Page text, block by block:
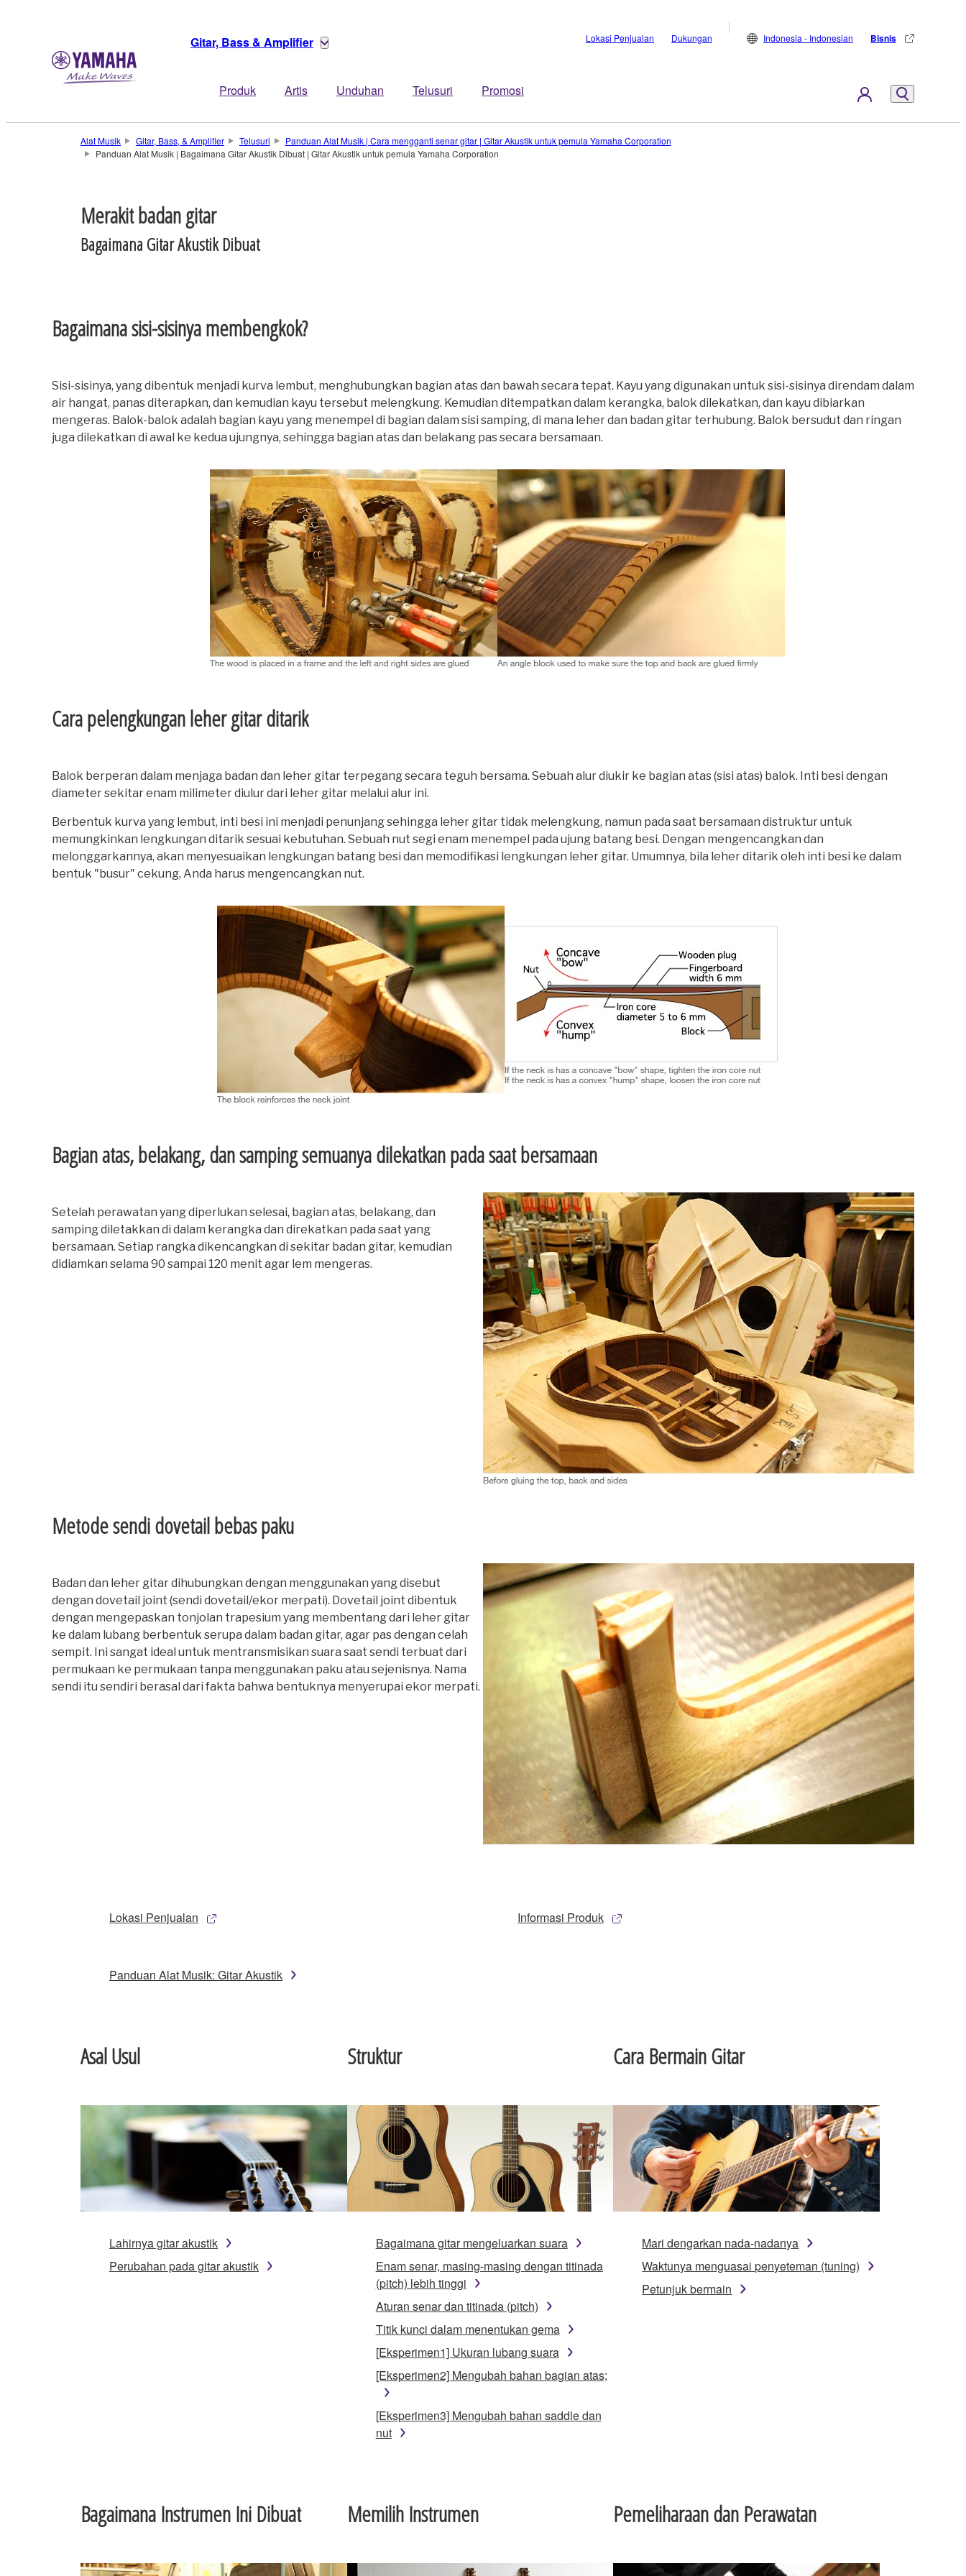
Gitar, Bass & Amplifier
Produk Artis Unduhan Telusuri Promosi
Lokasi Penjualan Dukungan Indonesia - Indonesian Bisnis
Alat Musik Gitar, Bass, & Amplifier Telusuri
Panduan Alat Musik | Cara mengganti senar gitar | Gitar Akustik untuk pemula Yamaha Corporation
Panduan Alat Musik | Bagaimana Gitar Akustik Dibuat | Gitar Akustik untuk pemula Yamaha Corporation
Merakit badan gitar
Bagaimana Gitar Akustik Dibuat
Bagaimana sisi-sisinya membengkok?
Sisi-sisinya, yang dibentuk menjadi kurva lembut, menghubungkan bagian atas dan bawah secara tepat. Kayu yang digunakan untuk sisi-sisinya direndam dalam
air hangat, panas diterapkan, dan kemudian kayu tersebut melengkung. Kemudian ditempatkan dalam kerangka, balok dilekatkan, dan kayu dibiarkan
mengeras. Balok-balok adalah bagian kayu yang menempel di bagian dalam sisi samping, di mana leher dan badan gitar terhubung. Balok bersudut dan ringan
juga dilekatkan di awal ke kedua ujungnya, sehingga bagian atas dan belakang pas secara bersamaan.
Cara pelengkungan leher gitar ditarik
Balok berperan dalam menjaga badan dan leher gitar terpegang secara teguh bersama. Sebuah alur diukir ke bagian atas (sisi atas) balok. Inti besi dengan
diameter sekitar enam milimeter diulur dari leher gitar melalui alur ini.
Berbentuk kurva yang lembut, inti besi ini menjadi penunjang sehingga leher gitar tidak melengkung, namun pada saat bersamaan distruktur untuk
memungkinkan lengkungan ditarik sesuai kebutuhan. Sebuah nut segi enam menempel pada ujung batang besi. Dengan mengencangkan dan
melonggarkannya, akan menyesuaikan lengkungan batang besi dan memodifikasi lengkungan leher gitar. Umumnya, bila leher ditarik oleh inti besi ke dalam
bentuk "busur" cekung, Anda harus mengencangkan nut.
Bagian atas, belakang, dan samping semuanya dilekatkan pada saat bersamaan
Setelah perawatan yang diperlukan selesai, bagian atas, belakang, dan
samping diletakkan di dalam kerangka dan direkatkan pada saat yang
bersamaan. Setiap rangka dikencangkan di sekitar badan gitar, kemudian
didiamkan selama 90 sampai 120 menit agar lem mengeras.
Metode sendi dovetail bebas paku
Badan dan leher gitar dihubungkan dengan menggunakan yang disebut
dengan dovetail joint (sendi dovetail/ekor merpati). Dovetail joint dibentuk
dengan mengepaskan tonjolan trapesium yang membentang dari leher gitar
ke dalam lubang berbentuk serupa dalam badan gitar, agar pas dengan celah
sempit. Ini sangat ideal untuk mentransmisikan suara saat sendi terbuat dari
permukaan ke permukaan tanpa menggunakan paku atau sejenisnya. Nama
sendi itu sendiri berasal dari fakta bahwa bentuknya menyerupai ekor merpati.
Lokasi Penjualan Informasi Produk
Panduan Alat Musik: Gitar Akustik
Asal Usul
Lahirnya gitar akustik
Perubahan pada gitar akustik
Struktur
Bagaimana gitar mengeluarkan suara
Enam senar, masing-masing dengan titinada
(pitch) lebih tinggi
Aturan senar dan titinada (pitch)
Titik kunci dalam menentukan gema
[Eksperimen1] Ukuran lubang suara
[Eksperimen2] Mengubah bahan bagian atas;
[Eksperimen3] Mengubah bahan saddle dan
nut
Cara Bermain Gitar
Mari dengarkan nada-nadanya
Waktunya menguasai penyeteman (tuning)
Petunjuk bermain
Bagaimana Instrumen Ini Dibuat Memilih Instrumen Pemeliharaan dan Perawatan